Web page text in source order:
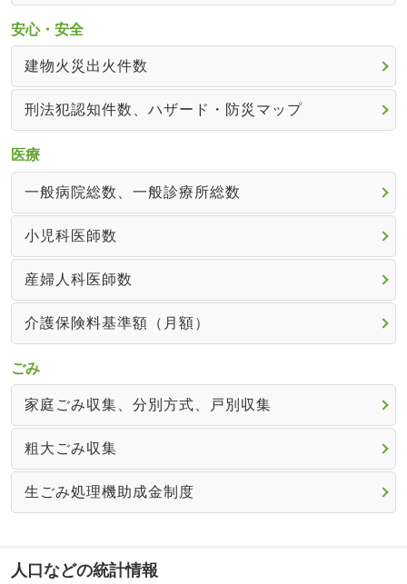
安心・安全
建物火災出火件数
刑法犯認知件数、ハザード・防災マップ
医療
一般病院総数、一般診療所総数
小児科医師数
産婦人科医師数
介護保険料基準額（月額）
ごみ
家庭ごみ収集、分別方式、戸別収集
粗大ごみ収集
生ごみ処理機助成金制度
人口などの統計情報